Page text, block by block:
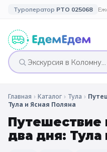
Туроператор РТО 025068
🎉 ПО ПРАЗДНИКАМ
Все праздники
🔔 1 сентября
🗓️ ПО ДЛИТЕЛЬНОСТИ
Однодневные
Главная › Каталог › Тула ›
Тула и Ясная Поляна
Путешествие
два дня: Тула